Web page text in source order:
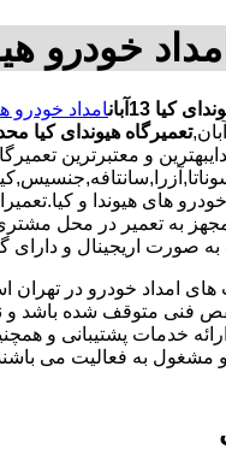
امداد خودرو هیوندای کیا
کیا 13آبان امداد خودرو
تعمیرگاه هیوندای کیا محدوده
خودرو های هیوندا و
مجهز به تعمیر در محل
صورت اریجینال و دارای
های امداد خودرو در
فنی متوقف شده باشد و
خدمات پشتیبانی و
مشغول به فعالیت می